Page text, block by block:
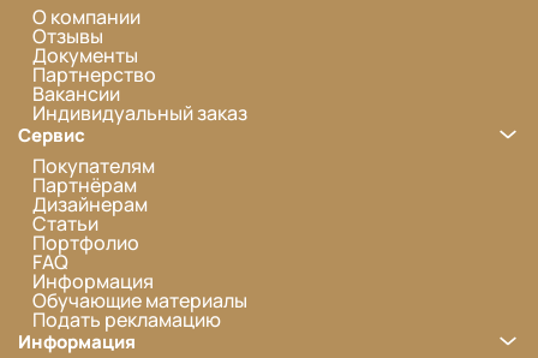
О компании
Отзывы
Документы
Партнерство
Вакансии
Индивидуальный заказ
Сервис
Покупателям
Партнёрам
Дизайнерам
Статьи
Портфолио
FAQ
Информация
Обучающие материалы
Подать рекламацию
Информация